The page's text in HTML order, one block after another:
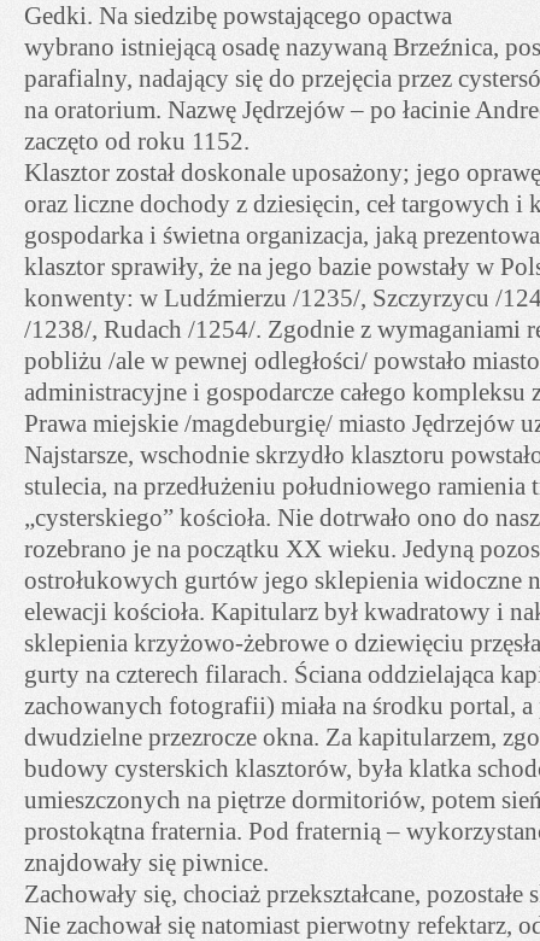
Gedki. Na siedzibę powstającego opactwa
wybrano istniejącą osadę nazywaną Brzeźnica,
parafialny, nadający się do przejęcia przez
na oratorium. Nazwę Jędrzejów – po łacinie
zaczęto od roku 1152.
Klasztor został doskonale uposażony; jego
oraz liczne dochody z dziesięcin, ceł targowych i
gospodarka i świetna organizacja, jaką
klasztor sprawiły, że na jego bazie powstały w
konwenty: w Ludźmierzu /1235/, Szczyrzycu /
/1238/, Rudach /1254/. Zgodnie z wymaganiami
pobliżu /ale w pewnej odległości/ powstało
administracyjne i gospodarcze całego kompleksu
Prawa miejskie /magdeburgię/ miasto Jędrzejów
Najstarsze, wschodnie skrzydło klasztoru
stulecia, na przedłużeniu południowego ramienia
„cysterskiego” kościoła. Nie dotrwało ono do
rozebrano je na początku XX wieku. Jedyną
ostrołukowych gurtów jego sklepienia widoczne
elewacji kościoła. Kapitularz był kwadratowy i
sklepienia krzyżowo-żebrowe o dziewięciu
gurty na czterech filarach. Ściana oddzielająca
zachowanych fotografii) miała na środku portal,
dwudzielne przezrocze okna. Za kapitularzem,
budowy cysterskich klasztorów, była klatka
umieszczonych na piętrze dormitoriów, potem
prostokątna fraternia. Pod fraternią –
znajdowały się piwnice.
Zachowały się, chociaż przekształcane, pozostałe
Nie zachował się natomiast pierwotny refektarz,